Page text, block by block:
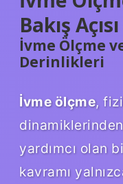
Bakış Açısı
İvme Ölçme
Derinlikleri
İvme ölçme,
yardımcı olan
kavramı